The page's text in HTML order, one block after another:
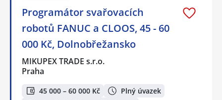
Programátor svařovacích
robotů FANUC a CLOOS, 45 - 60
000 Kč, Dolnobřežansko
MIKUPEX TRADE s.r.o.
Praha
45 000 – 60 000 Kč
Plný úvazek